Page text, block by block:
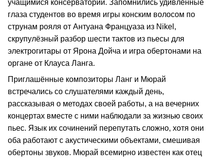
учащимися консерватории. Запомнились удивлённые
глаза студентов во время игры конским волосом по
струнам рояля от Антуана Француаза из Nikel,
скрупулёзный разбор шести тактов из пьесы для
электрогитары от Ярона Дойча и игра обертонами на
органе от Клауса Ланга.
Приглашённые композиторы Ланг и Мюрай
встречались со слушателями каждый день,
рассказывая о методах своей работы, а на вечерних
концертах вместе с ними наблюдали за жизнью своих
пьес. Язык их сочинений перепутать сложно, хотя они
оба работают с акустическими объектами, смешивая
обертоны звуков. Мюрай всемирно известен как отец